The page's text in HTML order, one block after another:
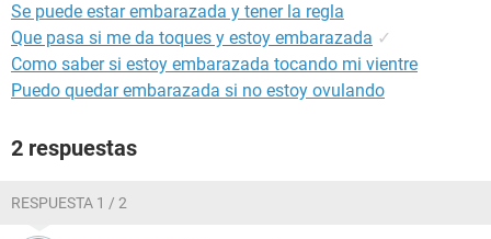
Se puede estar embarazada y tener la regla
Que pasa si me da toques y estoy embarazada ✓
Como saber si estoy embarazada tocando mi vientre
Puedo quedar embarazada si no estoy ovulando
2 respuestas
RESPUESTA 1 / 2